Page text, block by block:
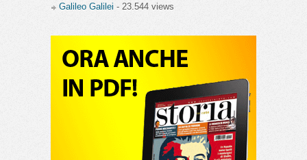
Galileo Galilei - 23.544 views